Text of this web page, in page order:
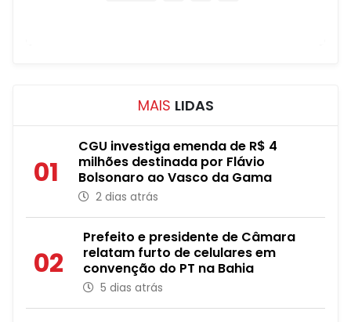
MAIS LIDAS
01
CGU investiga emenda de R$ 4
milhões destinada por Flávio
Bolsonaro ao Vasco da Gama
2 dias atrás
02
Prefeito e presidente de Câmara
relatam furto de celulares em
convenção do PT na Bahia
5 dias atrás